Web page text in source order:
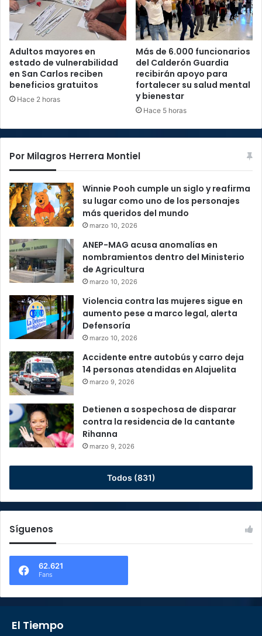
Adultos mayores en
estado de vulnerabilidad
en San Carlos reciben
beneficios gratuitos
Hace 2 horas
Más de 6.000 funcionarios
del Calderón Guardia
recibirán apoyo para
fortalecer su salud mental
y bienestar
Hace 5 horas
Por Milagros Herrera Montiel
Winnie Pooh cumple un siglo y reafirma
su lugar como uno de los personajes
más queridos del mundo
marzo 10, 2026
ANEP-MAG acusa anomalías en
nombramientos dentro del Ministerio
de Agricultura
marzo 10, 2026
Violencia contra las mujeres sigue en
aumento pese a marco legal, alerta
Defensoría
marzo 10, 2026
Accidente entre autobús y carro deja
14 personas atendidas en Alajuelita
marzo 9, 2026
Detienen a sospechosa de disparar
contra la residencia de la cantante
Rihanna
marzo 9, 2026
Todos (831)
Síguenos
62.621
Fans
El Tiempo